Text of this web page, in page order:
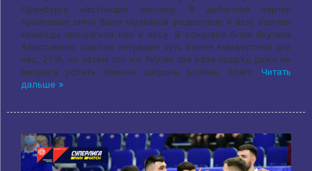
Оренбурге настоящий триллер. В дебютной партии
брейковые мячи были музейной редкостью и всю партию
команды прошагали нос к носу. В концовке блок Якутина
Абросимову сделал ситуацию чуть более комфортной для
нас, 21:19, но затем тот же Якутин три раза подряд даже не
пытался успеть помочь закрыть Ботина, благо Читать
дальше »